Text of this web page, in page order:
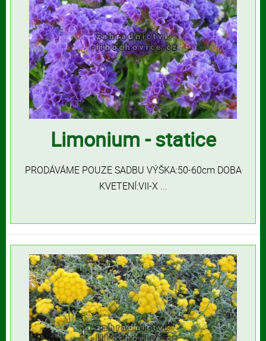
Limonium - statice
PRODÁVÁME POUZE SADBU VÝŠKA:50-60cm DOBA
KVETENÍ:VII-X ...